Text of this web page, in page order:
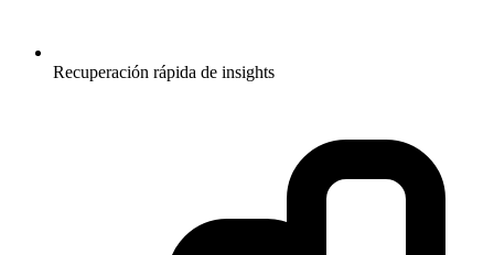
Recuperación rápida de insights